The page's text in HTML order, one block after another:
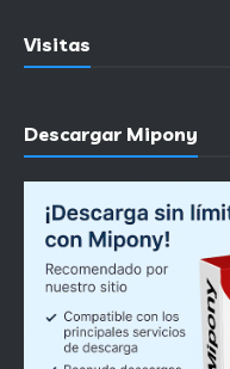
Visitas
Descargar Mipony